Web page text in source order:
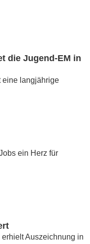
die Jugend-EM in
eine langjährige
ein Herz für
Auszeichnung in